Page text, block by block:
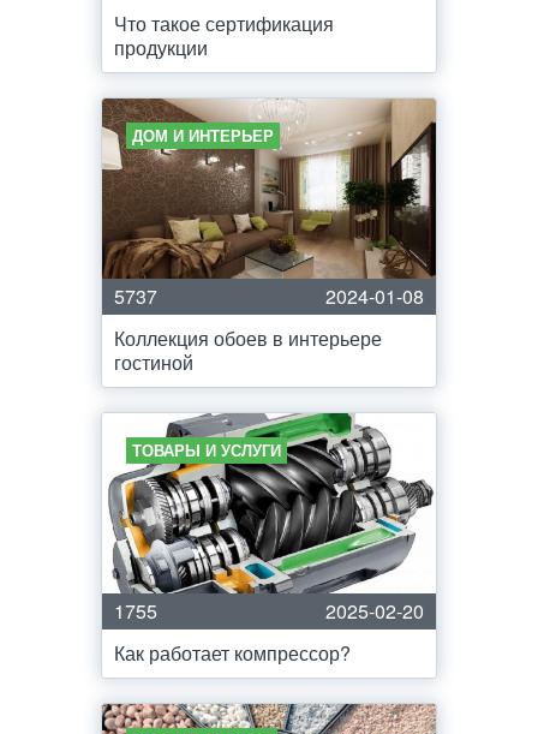
Что такое сертификация
продукции
ДОМ И ИНТЕРЬЕР
5737
2024-01-08
Коллекция обоев в интерьере
гостиной
ТОВАРЫ И УСЛУГИ
1755
2025-02-20
Как работает компрессор?